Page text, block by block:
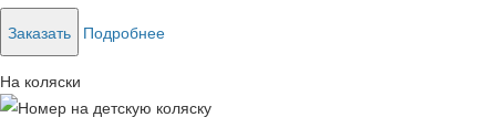
Заказать Подробнее
На коляски